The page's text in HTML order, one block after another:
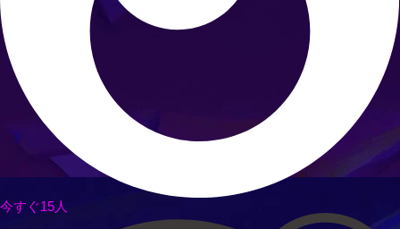
今すぐ15人